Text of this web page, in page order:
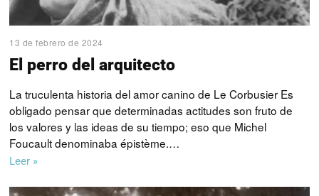
13 de febrero de 2024
El perro del arquitecto
La truculenta historia del amor canino de Le Corbusier Es
obligado pensar que determinadas actitudes son fruto de
los valores y las ideas de su tiempo; eso que Michel
Foucault denominaba épistème.…
Leer »